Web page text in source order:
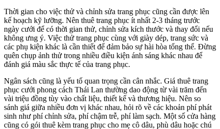
Thời gian cho việc thử và chỉnh sửa trang phục cũng cần được lên
kế hoạch kỹ lưỡng. Nên thuê trang phục ít nhất 2-3 tháng trước
ngày cưới để có thời gian thử, chỉnh sửa kích thước và thay đổi nếu
không ưng ý. Việc thử trang phục cùng với giày dép, trang sức và
các phụ kiện khác là cần thiết để đảm bảo sự hài hòa tổng thể. Đừng
quên chụp ảnh thử trong nhiều điều kiện ánh sáng khác nhau để
đánh giá màu sắc thực tế của trang phục.
Ngân sách cũng là yếu tố quan trọng cần cân nhắc. Giá thuê trang
phục cưới phong cách Thái Lan thường dao động từ vài trăm đến
vài triệu đồng tùy vào chất liệu, thiết kế và thương hiệu. Nên so
sánh giá giữa nhiều đơn vị khác nhau, hỏi rõ về các khoản phí phát
sinh như phí chỉnh sửa, phí chậm trễ, phí làm sạch. Một số cửa hàng
cũng có gói thuê kèm trang phục cho mẹ cô dâu, phù dâu hoặc chú